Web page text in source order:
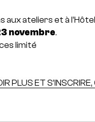
aux ateliers et à
novembre.
limité
PLUS ET S’INSCRIRE,